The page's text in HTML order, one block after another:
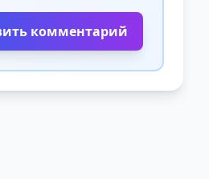
комментарий